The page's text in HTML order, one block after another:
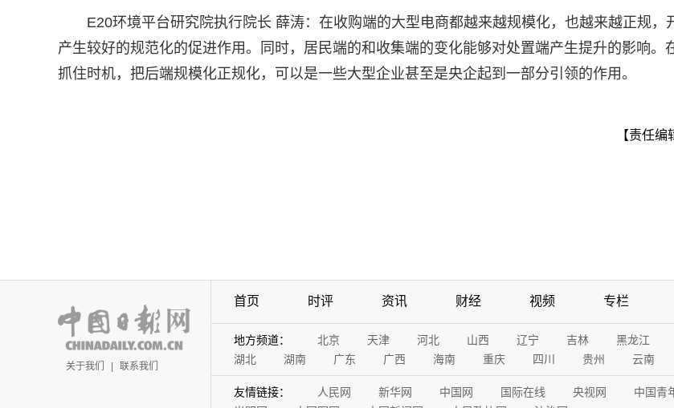
E20环境平台研究院执行院长 薛涛：在收购端的大型电商都越来越规模化，也越来越正规，
产生较好的规范化的促进作用。同时，居民端的和收集端的变化能够对处置端产生提升的影响。
抓住时机，把后端规模化正规化，可以是一些大型企业甚至是央企起到一部分引领的作用。
【责任编
关于我们 | 联系我们
首页 时评 资讯 财经 视频 专栏
地方频道： 北京 天津 河北 山西 辽宁 吉林 黑龙江
湖北
湖南 广东 广西 海南 重庆 四川 贵州 云南
友情链接： 人民网 新华网 中国网 国际在线 央视网 中国青